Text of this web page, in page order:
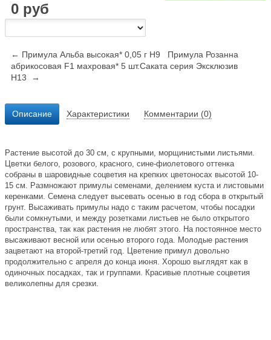
0 руб
← Примула Альба высокая* 0,05 г Н9
Примула Розанна
абрикосовая F1 махровая* 5 шт.Саката серия Эксклюзив
Н13 →
Описание Характеристики Комментарии (0)
Растение высотой до 30 см, с крупными, морщинистыми листьями.
Цветки белого, розового, красного, сине-фиолетового оттенка
собраны в шаровидные соцветия на крепких цветоносах высотой 10-
15 см. Размножают примулы семенами, делением куста и листовыми
керенками. Семена следует высевать осенью в год сбора в открытый
грунт. Высаживать примулы надо с таким расчетом, чтобы посадки
были сомкнутыми, и между розетками листьев не было открытого
пространства, так как растения не любят этого. На постоянное место
высаживают весной или осенью второго года. Молодые растения
зацветают на второй-третий год. Цветение примул довольно
продолжительно с апреля до конца июня. Хорошо выглядят как в
одиночных посадках, так и группами. Красивые плотные соцветия
великолепны для срезки.